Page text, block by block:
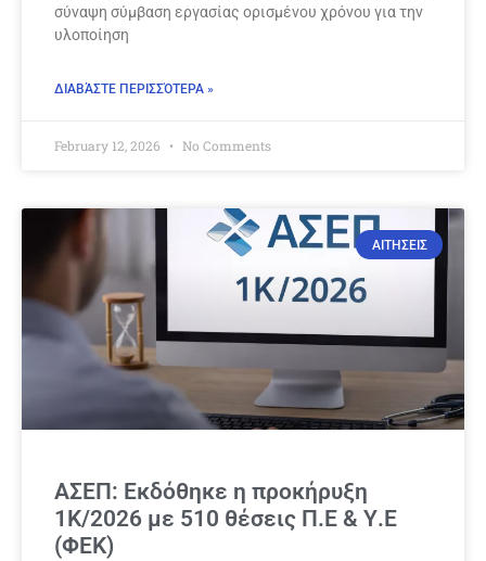
σύναψη σύμβαση εργασίας ορισμένου χρόνου για την
υλοποίηση
ΔΙΑΒΆΣΤΕ ΠΕΡΙΣΣΌΤΕΡΑ »
February 12, 2026 No Comments
ΑΙΤΗΣΕΙΣ
ΑΣΕΠ: Εκδόθηκε η προκήρυξη
1Κ/2026 με 510 θέσεις Π.Ε & Υ.Ε
(ΦΕΚ)